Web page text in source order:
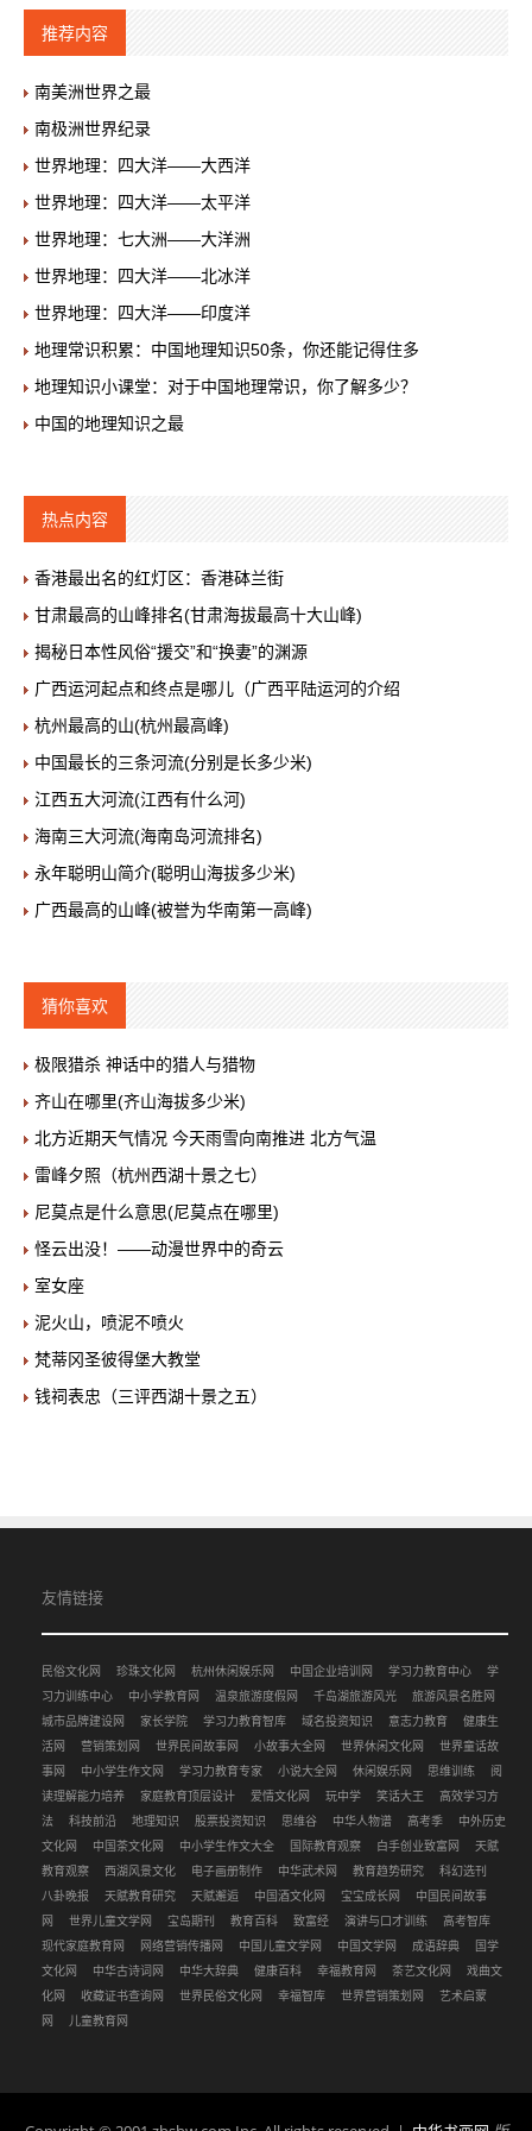
推荐内容
南美洲世界之最
南极洲世界纪录
世界地理：四大洋——大西洋
世界地理：四大洋——太平洋
世界地理：七大洲——大洋洲
世界地理：四大洋——北冰洋
世界地理：四大洋——印度洋
地理常识积累：中国地理知识50条，你还能记得住多
地理知识小课堂：对于中国地理常识，你了解多少？
中国的地理知识之最
热点内容
香港最出名的红灯区：香港砵兰街
甘肃最高的山峰排名(甘肃海拔最高十大山峰)
揭秘日本性风俗“援交”和“换妻”的渊源
广西运河起点和终点是哪儿（广西平陆运河的介绍
杭州最高的山(杭州最高峰)
中国最长的三条河流(分别是长多少米)
江西五大河流(江西有什么河)
海南三大河流(海南岛河流排名)
永年聪明山简介(聪明山海拔多少米)
广西最高的山峰(被誉为华南第一高峰)
猜你喜欢
极限猎杀 神话中的猎人与猎物
齐山在哪里(齐山海拔多少米)
北方近期天气情况 今天雨雪向南推进 北方气温
雷峰夕照（杭州西湖十景之七）
尼莫点是什么意思(尼莫点在哪里)
怪云出没！——动漫世界中的奇云
室女座
泥火山，喷泥不喷火
梵蒂冈圣彼得堡大教堂
钱祠表忠（三评西湖十景之五）
友情链接
民俗文化网 珍珠文化网 杭州休闲娱乐网 中国企业培训网 学习力教育中心
学
习力训练中心
中小学教育网 温泉旅游度假网 千岛湖旅游风光
旅游风景名胜网
城市品牌建设网
家长学院 学习力教育智库 域名投资知识 意志力教育
健康生
活网
营销策划网 世界民间故事网 小故事大全网 世界休闲文化网
世界童话故
事网
中小学生作文网 学习力教育专家 小说大全网 休闲娱乐网 思维训练
阅
读理解能力培养
家庭教育顶层设计 爱情文化网 玩中学 笑话大王
高效学习方
法
科技前沿 地理知识 股票投资知识 思维谷 中华人物谱 高考季
中外历史
文化网
中国茶文化网 中小学生作文大全 国际教育观察 白手创业致富网
天赋
教育观察
西湖风景文化 电子画册制作 中华武术网 教育趋势研究
科幻选刊
八卦晚报
天赋教育研究 天赋邂逅 中国酒文化网 宝宝成长网
中国民间故事
网
世界儿童文学网 宝岛期刊 教育百科 致富经 演讲与口才训练
高考智库
现代家庭教育网
网络营销传播网 中国儿童文学网 中国文学网 成语辞典
国学
文化网
中华古诗词网 中华大辞典 健康百科 幸福教育网 茶艺文化网
戏曲文
化网
收藏证书查询网 世界民俗文化网 幸福智库 世界营销策划网
艺术启蒙
网
儿童教育网